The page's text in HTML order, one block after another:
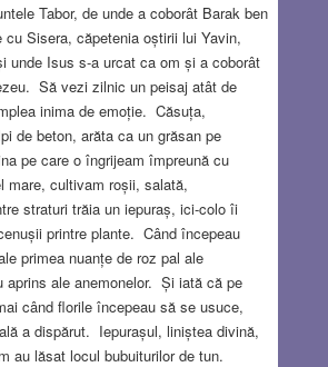
Tabor, de unde a coborât Barak ben
cu Sisera, căpetenia oștirii lui Yavin,
unde Isus s-a urcat ca om și a coborât
Să vezi zilnic un peisaj atât de
inima de emoție. Căsuța,
de beton, arăta ca un grăsan pe
pe care o îngrijeam împreună cu
mare, cultivam roșii, salată,
straturi trăia un iepuraș, ici-colo îi
printre plante. Când începeau
primea nuanțe de roz pal ale
aprins ale anemonelor. Și iată că pe
când florile începeau să se usuce,
a dispărut. Iepurașul, liniștea divină,
au lăsat locul bubuiturilor de tun.